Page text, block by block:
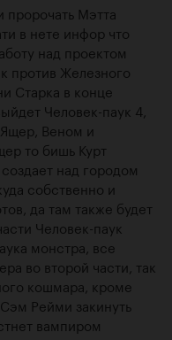
пророчать Мэтта
в нете инфор что
над проектом
против Железного
Старка в конце
Человек-паук 4,
Ящер, Веном и
то бишь Курт
над городом
собственно и
да там также будет
Человек-паук
монстра, все
во второй части, так
кошмара, кроме
Рейми закинуть
вампиром